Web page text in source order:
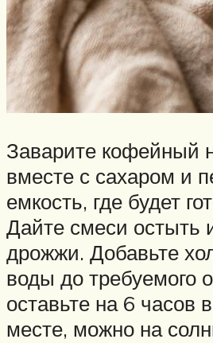
Заварите кофейный
вместе с сахаром и
емкость, где будет
Дайте смеси остыть
дрожжи. Добавьте
воды до требуемого
оставьте на 6 часов
месте, можно на